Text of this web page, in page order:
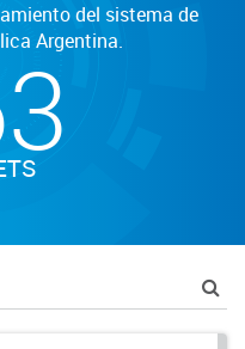
del sistema de
Argentina.